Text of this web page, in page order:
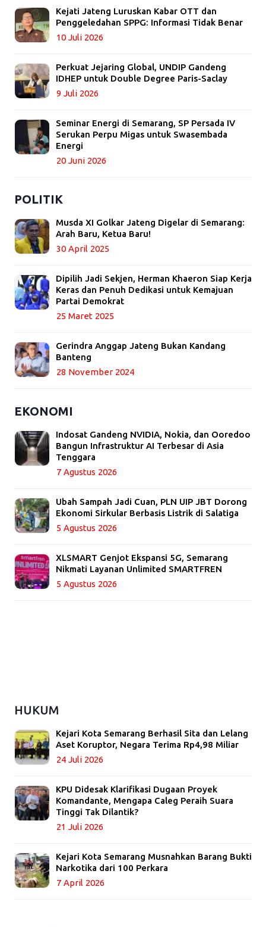
Kejati Jateng Luruskan Kabar OTT dan
Penggeledahan SPPG: Informasi Tidak Benar
10 Juli 2026
Perkuat Jejaring Global, UNDIP Gandeng
IDHEP untuk Double Degree Paris-Saclay
9 Juli 2026
Seminar Energi di Semarang, SP Persada IV
Serukan Perpu Migas untuk Swasembada
Energi
20 Juni 2026
POLITIK
Musda XI Golkar Jateng Digelar di Semarang:
Arah Baru, Ketua Baru!
30 April 2025
Dipilih Jadi Sekjen, Herman Khaeron Siap Kerja
Keras dan Penuh Dedikasi untuk Kemajuan
Partai Demokrat
25 Maret 2025
Gerindra Anggap Jateng Bukan Kandang
Banteng
28 November 2024
EKONOMI
Indosat Gandeng NVIDIA, Nokia, dan Ooredoo
Bangun Infrastruktur AI Terbesar di Asia
Tenggara
7 Agustus 2026
Ubah Sampah Jadi Cuan, PLN UIP JBT Dorong
Ekonomi Sirkular Berbasis Listrik di Salatiga
5 Agustus 2026
XLSMART Genjot Ekspansi 5G, Semarang
Nikmati Layanan Unlimited SMARTFREN
5 Agustus 2026
HUKUM
Kejari Kota Semarang Berhasil Sita dan Lelang
Aset Koruptor, Negara Terima Rp4,98 Miliar
24 Juli 2026
KPU Didesak Klarifikasi Dugaan Proyek
Komandante, Mengapa Caleg Peraih Suara
Tinggi Tak Dilantik?
21 Juli 2026
Kejari Kota Semarang Musnahkan Barang Bukti
Narkotika dari 100 Perkara
7 April 2026